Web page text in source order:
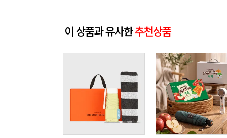
이 상품과 유사한추천상품